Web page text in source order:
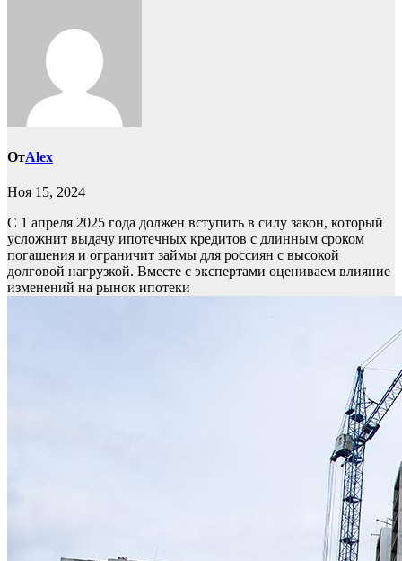
ОтAlex
Ноя 15, 2024
С 1 апреля 2025 года должен вступить в силу закон, который
усложнит выдачу ипотечных кредитов с длинным сроком
погашения и ограничит займы для россиян с высокой
долговой нагрузкой. Вместе с экспертами оцениваем влияние
изменений на рынок ипотеки